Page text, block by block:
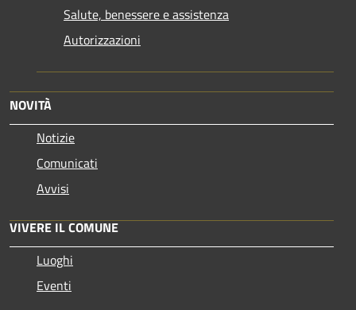
Salute, benessere e assistenza
Autorizzazioni
NOVITÀ
Notizie
Comunicati
Avvisi
VIVERE IL COMUNE
Luoghi
Eventi